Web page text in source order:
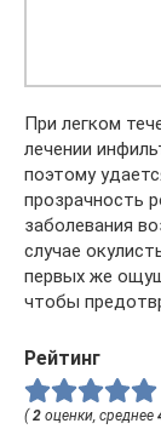
При легком
лечении
поэтому
прозрачность
заболевания
случае
первых же
чтобы
Рейтинг
( 2 оценки, среднее